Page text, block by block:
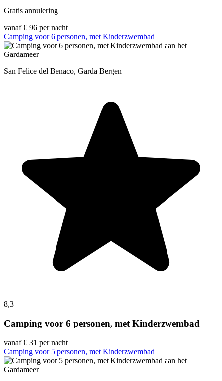
Gratis annulering
vanaf € 96 per nacht
Camping voor 6 personen, met Kinderzwembad
San Felice del Benaco, Garda Bergen
8,3
Camping voor 6 personen, met Kinderzwembad
vanaf € 31 per nacht
Camping voor 5 personen, met Kinderzwembad